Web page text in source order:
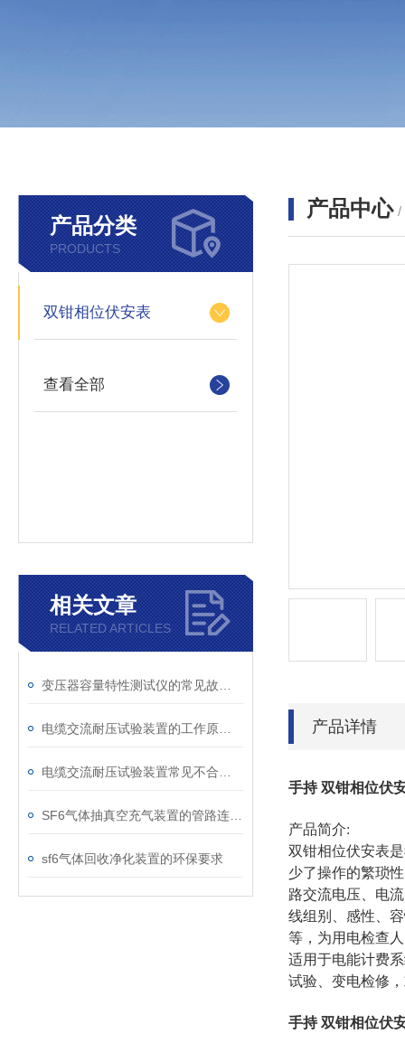
产品分类
PRODUCTS
双钳相位伏安表
查看全部
相关文章
RELATED ARTICLES
sf6气体回收净化装置的环保要求
产品中心 /
产品详情
手持 双钳相位伏
产品简介:
双钳相位伏安表
少了操作的繁琐
路交流电压、电
线组别、感性、
等，为用电检查
适用于电能计费
试验、变电检修
手持 双钳相位伏